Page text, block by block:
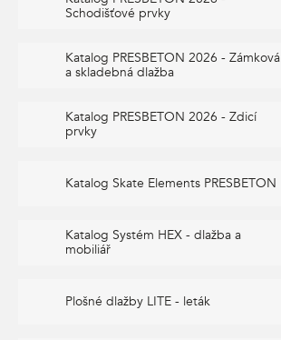
Schodišťové prvky
Katalog PRESBETON 2026 - Zámková
a skladebná dlažba
Katalog PRESBETON 2026 - Zdicí
prvky
Katalog Skate Elements PRESBETON
Katalog Systém HEX - dlažba a
mobiliář
Plošné dlažby LITE - leták